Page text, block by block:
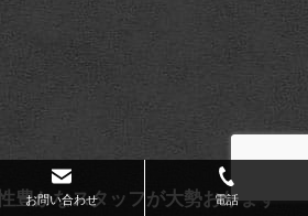
豊かなスタッフが大勢おります
お問い合わせ 電話